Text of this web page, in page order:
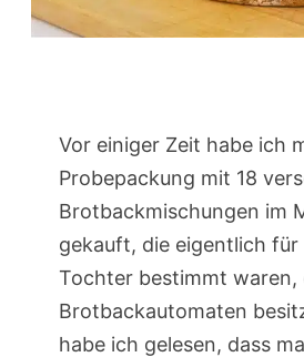
Vor einiger Zeit habe ich
Probepackung mit 18
Brotbackmischungen im
gekauft, die eigentlich für
Tochter bestimmt waren,
Brotbackautomaten
habe ich gelesen, dass